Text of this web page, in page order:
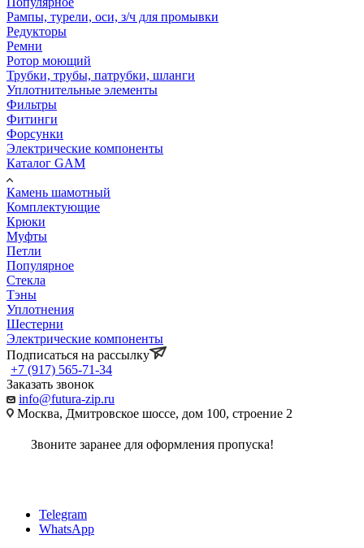
Рампы, турели, оси, з/ч для промывки
Редукторы
Ремни
Ротор моющий
Трубки, трубы, патрубки, шланги
Уплотнительные элементы
Фильтры
Фитинги
Форсунки
Электрические компоненты
Каталог GAM
Камень шамотный
Комплектующие
Крюки
Муфты
Петли
Популярное
Стекла
Тэны
Уплотнения
Шестерни
Электрические компоненты
Подписаться на рассылку
+7 (917) 565-71-34
Заказать звонок
info@futura-zip.ru
Москва, Дмитровское шоссе, дом 100, строение 2
Звоните заранее для оформления пропуска!
Telegram
WhatsApp